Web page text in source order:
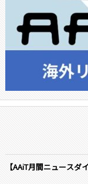
【AAiT月間ニュース